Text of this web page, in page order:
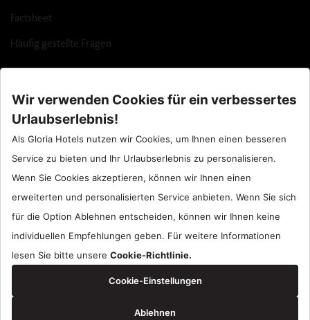
Factsheet
Häufig gestellte Fragen
Call Center : 90 242 710 06 00
Hotel Santral : 90534 461 97 97
Gloria Hotels & Resorts sind eine Marke